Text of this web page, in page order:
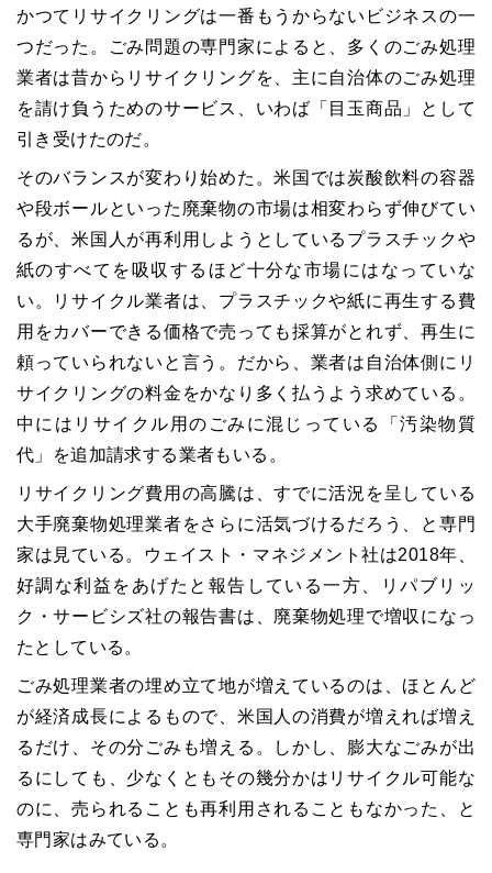
かつてリサイクリングは一番もうからないビジネスの一
つだった。ごみ問題の専門家によると、多くのごみ処理
業者は昔からリサイクリングを、主に自治体のごみ処理
を請け負うためのサービス、いわば「目玉商品」として
引き受けたのだ。
そのバランスが変わり始めた。米国では炭酸飲料の容器
や段ボールといった廃棄物の市場は相変わらず伸びてい
るが、米国人が再利用しようとしているプラスチックや
紙のすべてを吸収するほど十分な市場にはなっていな
い。リサイクル業者は、プラスチックや紙に再生する費
用をカバーできる価格で売っても採算がとれず、再生に
頼っていられないと言う。だから、業者は自治体側にリ
サイクリングの料金をかなり多く払うよう求めている。
中にはリサイクル用のごみに混じっている「汚染物質
代」を追加請求する業者もいる。
リサイクリング費用の高騰は、すでに活況を呈している
大手廃棄物処理業者をさらに活気づけるだろう、と専門
家は見ている。ウェイスト・マネジメント社は2018年、
好調な利益をあげたと報告している一方、リパブリッ
ク・サービシズ社の報告書は、廃棄物処理で増収になっ
たとしている。
ごみ処理業者の埋め立て地が増えているのは、ほとんど
が経済成長によるもので、米国人の消費が増えれば増え
るだけ、その分ごみも増える。しかし、膨大なごみが出
るにしても、少なくともその幾分かはリサイクル可能な
のに、売られることも再利用されることもなかった、と
専門家はみている。